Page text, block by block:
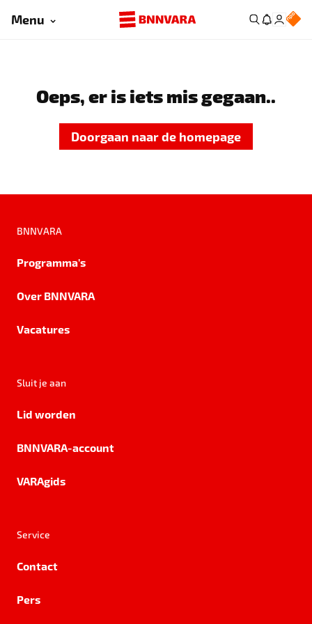
Menu
Oeps, er is iets mis gegaan..
Doorgaan naar de homepage
BNNVARA
Programma's
Over BNNVARA
Vacatures
Sluit je aan
Lid worden
BNNVARA-account
VARAgids
Service
Contact
Pers